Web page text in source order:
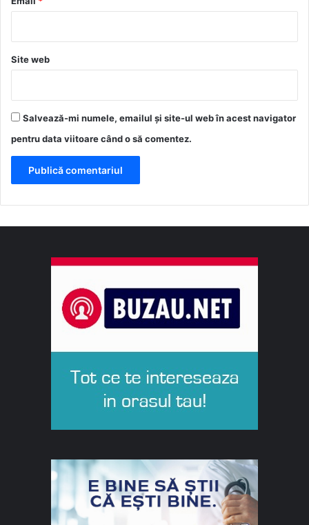
Site web
Salvează-mi numele, emailul și site-ul web în acest navigator
pentru data viitoare când o să comentez.